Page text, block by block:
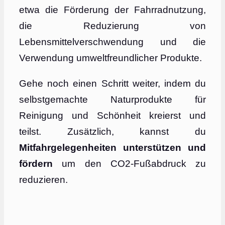
etwa die Förderung der Fahrradnutzung,
die Reduzierung von
Lebensmittelverschwendung und die
Verwendung umweltfreundlicher Produkte.
Gehe noch einen Schritt weiter, indem du
selbstgemachte Naturprodukte für
Reinigung und Schönheit kreierst und
teilst. Zusätzlich, kannst du
Mitfahrgelegenheiten unterstützen und
fördern um den CO2-Fußabdruck zu
reduzieren.